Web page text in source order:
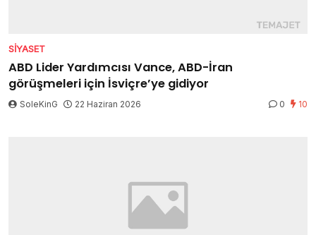
SIYASET
ABD Lider Yardımcısı Vance, ABD-İran
görüşmeleri için İsviçre’ye gidiyor
SoleKinG 22 Haziran 2026 0 10